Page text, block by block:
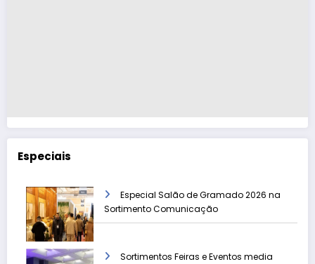
Especiais
Especial Salão de Gramado 2026 na
Sortimento Comunicação
Sortimentos Feiras e Eventos media